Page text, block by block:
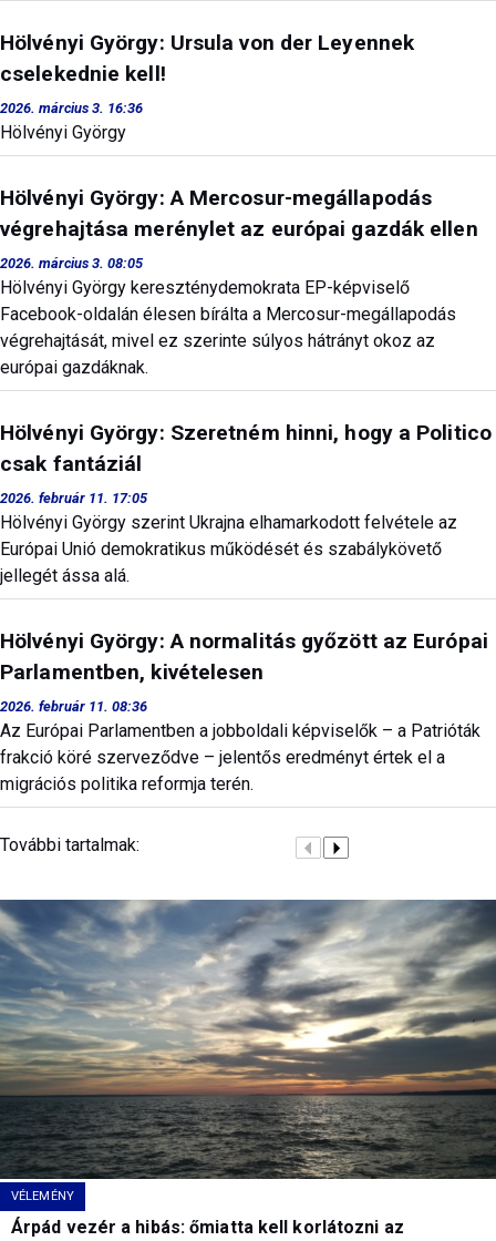
Hölvényi György: Ursula von der Leyennek
cselekednie kell!
2026. március 3. 16:36
Hölvényi György
Hölvényi György: A Mercosur-megállapodás
végrehajtása merénylet az európai gazdák ellen
2026. március 3. 08:05
Hölvényi György kereszténydemokrata EP-képviselő
Facebook-oldalán élesen bírálta a Mercosur-megállapodás
végrehajtását, mivel ez szerinte súlyos hátrányt okoz az
európai gazdáknak.
Hölvényi György: Szeretném hinni, hogy a Politico
csak fantáziál
2026. február 11. 17:05
Hölvényi György szerint Ukrajna elhamarkodott felvétele az
Európai Unió demokratikus működését és szabálykövető
jellegét ássa alá.
Hölvényi György: A normalitás győzött az Európai
Parlamentben, kivételesen
2026. február 11. 08:36
Az Európai Parlamentben a jobboldali képviselők – a Patrióták
frakció köré szerveződve – jelentős eredményt értek el a
migrációs politika reformja terén.
További tartalmak:
VÉLEMÉNY
Árpád vezér a hibás: őmiatta kell korlátozni az